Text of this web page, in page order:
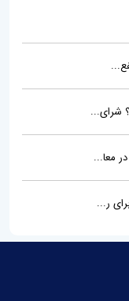
شرای...
معا...
ر...